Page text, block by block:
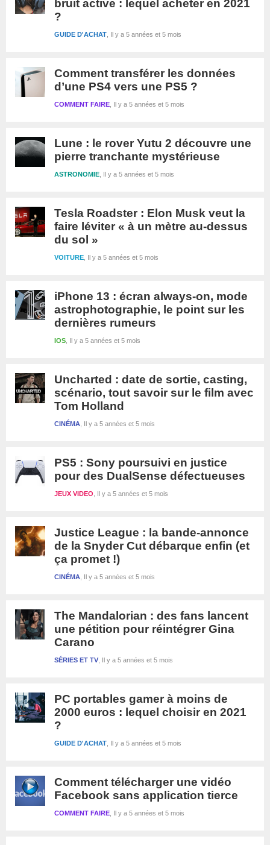
bruit active : lequel acheter en 2021
?
Il y a 5 années et 5 mois
GUIDE D'ACHAT
Comment transférer les données
d’une PS4 vers une PS5 ?
Il y a 5 années et 5 mois
COMMENT FAIRE
Lune : le rover Yutu 2 découvre une
pierre tranchante mystérieuse
Il y a 5 années et 5 mois
ASTRONOMIE
Tesla Roadster : Elon Musk veut la
faire léviter « à un mètre au-dessus
du sol »
Il y a 5 années et 5 mois
VOITURE
iPhone 13 : écran always-on, mode
astrophotographie, le point sur les
dernières rumeurs
Il y a 5 années et 5 mois
IOS
Uncharted : date de sortie, casting,
scénario, tout savoir sur le film avec
Tom Holland
Il y a 5 années et 5 mois
CINÉMA
PS5 : Sony poursuivi en justice
pour des DualSense défectueuses
Il y a 5 années et 5 mois
JEUX VIDEO
Justice League : la bande-annonce
de la Snyder Cut débarque enfin (et
ça promet !)
Il y a 5 années et 5 mois
CINÉMA
The Mandalorian : des fans lancent
une pétition pour réintégrer Gina
Carano
Il y a 5 années et 5 mois
SÉRIES ET TV
PC portables gamer à moins de
2000 euros : lequel choisir en 2021
?
Il y a 5 années et 5 mois
GUIDE D'ACHAT
Comment télécharger une vidéo
Facebook sans application tierce
Il y a 5 années et 5 mois
COMMENT FAIRE